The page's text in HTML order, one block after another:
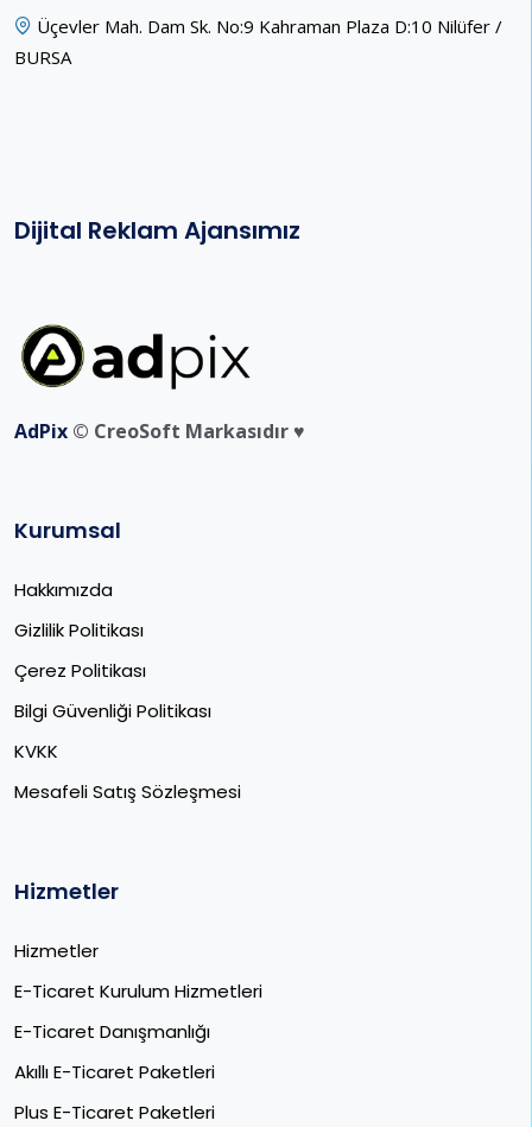
Üçevler Mah. Dam Sk. No:9 Kahraman Plaza D:10 Nilüfer /
BURSA
Dijital Reklam Ajansımız
AdPix © CreoSoft Markasıdır ♥️
Kurumsal
Hakkımızda
Gizlilik Politikası
Çerez Politikası
Bilgi Güvenliği Politikası
KVKK
Mesafeli Satış Sözleşmesi
Hizmetler
Hizmetler
E-Ticaret Kurulum Hizmetleri
E-Ticaret Danışmanlığı
Akıllı E-Ticaret Paketleri
Plus E-Ticaret Paketleri